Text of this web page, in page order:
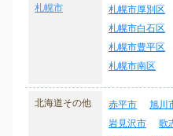
札幌市 札幌市厚別区
札幌市白石区
札幌市豊平区
札幌市南区
北海道その他 赤平市 旭川
岩見沢市
歌